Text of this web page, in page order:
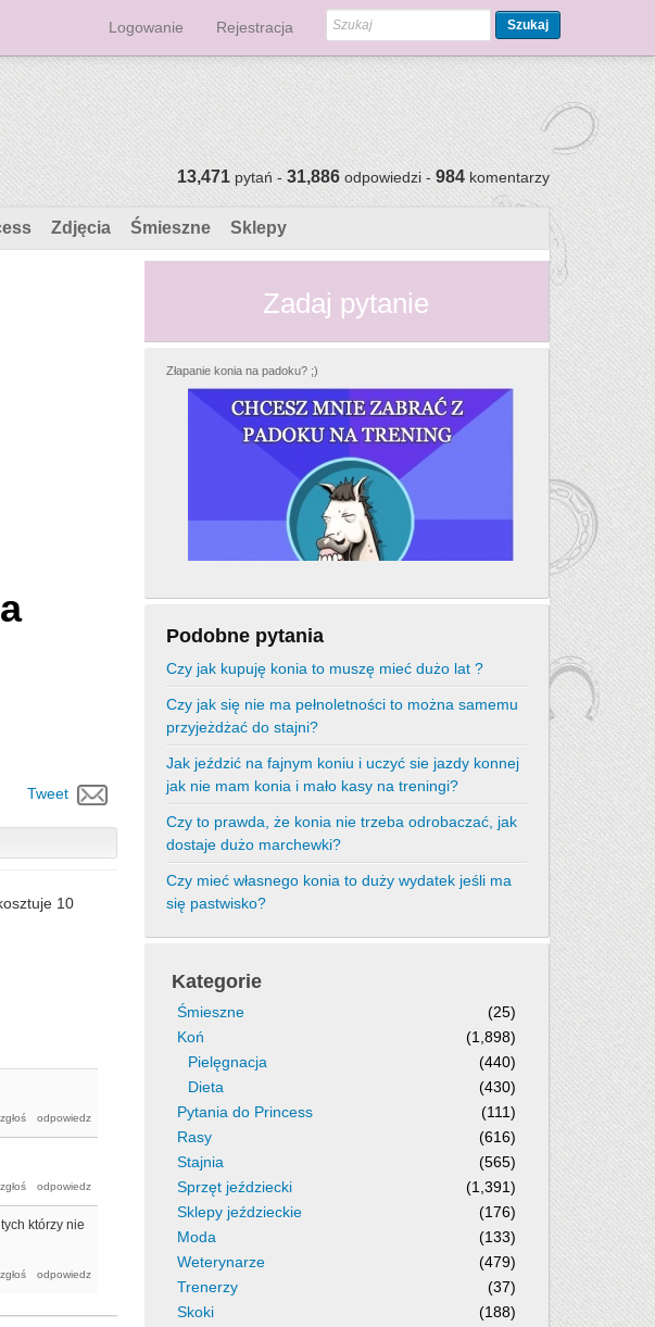
Logowanie Rejestracja Szukaj
13,471pytań -31,886odpowiedzi -984komentarzy
Zdjęcia Śmieszne Sklepy
Tweet
10
którzy nie
Zadaj pytanie
Złapanie konia na padoku? ;)
Podobne pytania
Czy jak kupuję konia to muszę mieć dużo lat ?
Czy jak się nie ma pełnoletności to można samemu
przyjeżdżać do stajni?
Jak jeździć na fajnym koniu i uczyć sie jazdy konnej
jak nie mam konia i mało kasy na treningi?
Czy to prawda, że konia nie trzeba odrobaczać, jak
dostaje dużo marchewki?
Czy mieć własnego konia to duży wydatek jeśli ma
się pastwisko?
Kategorie
Śmieszne
(25)
Koń
(1,898)
Pielęgnacja
(440)
Dieta
(430)
Pytania do Princess
(111)
Rasy
(616)
Stajnia
(565)
Sprzęt jeździecki
(1,391)
Sklepy jeździeckie
(176)
Moda
(133)
Weterynarze
(479)
Trenerzy
(37)
Skoki
(188)